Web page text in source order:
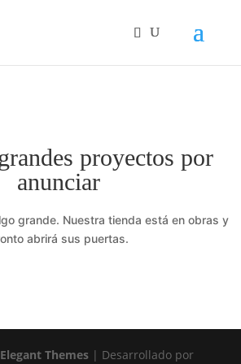
proyectos por
anunciar
grande. Nuestra tienda está en obras y
abrirá sus puertas.
Elegant Themes| Desarrollado por